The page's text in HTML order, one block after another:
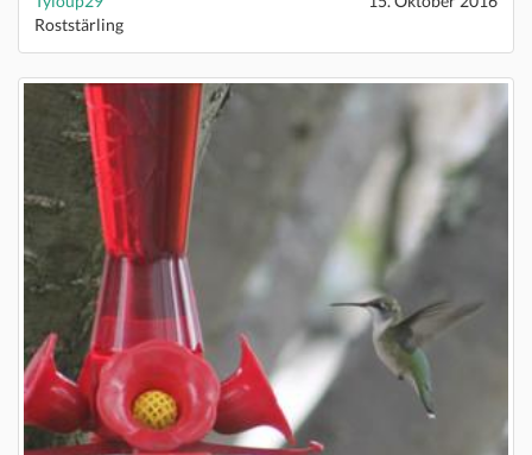
Roststärling